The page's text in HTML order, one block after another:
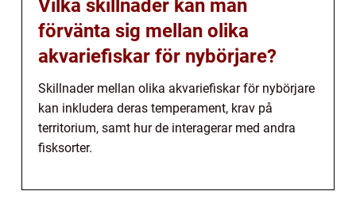
Vilka skillnader kan man
förvänta sig mellan olika
akvariefiskar för nybörjare?
Skillnader mellan olika akvariefiskar för nybörjare
kan inkludera deras temperament, krav på
territorium, samt hur de interagerar med andra
fisksorter.